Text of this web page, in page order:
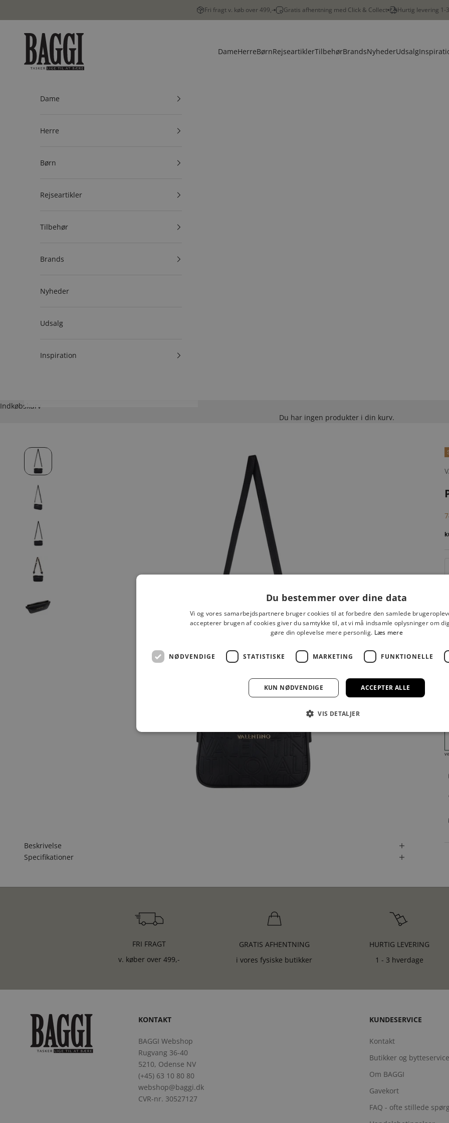
Fri fragt v. køb over 499,- Gratis afhentning med Click & Collect Hurtig levering 1-
BAGGI
DameHerreBørnRejseartiklerTilbehørBrandsNyhederUdsalg
Dame
Herre
Børn
Rejseartikler
Tilbehør
Brands
Nyheder
Udsalg
Inspiration
Indkøbskurv
Du har ingen produkter i din kurv.
Beskrivelse
Specifikationer
FRI FRAGT
v. køber over 499,-
GRATIS AFHENTNING
i vores fysiske butikker
HURTIG LEVERING
1 - 3 hverdage
KONTAKT
BAGGI Webshop
Rugvang 36-40
5210, Odense NV
(+45) 63 10 80 80
webshop@baggi.dk
CVR-nr. 30527127
KUNDESERVICE
Kontakt
Butikker og bytteservice
Om BAGGI
Gavekort
FAQ - ofte stillede
Du bestemmer over dine data
Vi og vores samarbejdspartnere bruger cookies til at forbedre den samlede
accepterer brugen af cookies giver du samtykke til, at vi må indsamle oplysninger om
gøre din oplevelse mere personlig. Læs mere
NØDVENDIGE STATISTISKE MARKETING FUNKTIONELLE
ACCEPTER ALLE
KUN NØDVENDIGE
VIS DETALJER